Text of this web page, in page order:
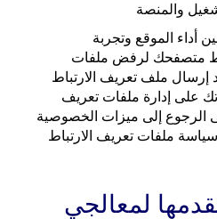
والمنصة
أداء الموقع وتجربة
متصفحك لرفض ملفات
إرسال ملف تعريف الارتباط
على إدارة ملفات تعريف
الرجوع إلى ميزات الخصوصية
ملفات تعريف الارتباط
لمعالجي